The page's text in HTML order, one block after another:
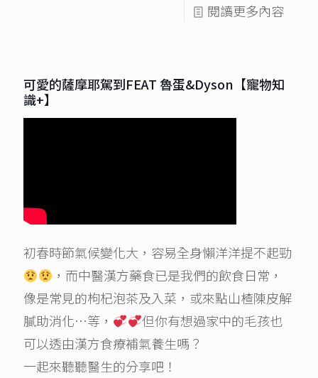
閱讀更多內容
可愛的薩摩耶駕到FEAT 魯蛋&Dyson【寵物知
識+】
初春時節氣候變化大，容易全身懶洋洋提不起勁
，而中醫漢方藥食已是我們的飲食日常，
像是常見的枸杞泡茶及入菜，或來點山楂陳皮解
膩助消化…等，
但你有想過家中的毛孩也
可以透由漢方食療補氣養生嗎？
一起來聽聽醫生的分享吧！